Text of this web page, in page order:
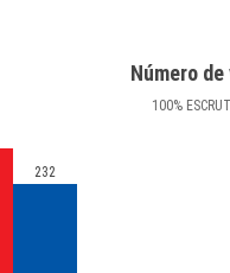
Número
100%
232